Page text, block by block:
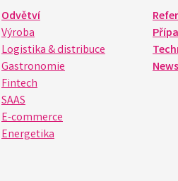
Odvětví
Výroba
Logistika & distribuce
Gastronomie
Fintech
SAAS
E-commerce
Energetika